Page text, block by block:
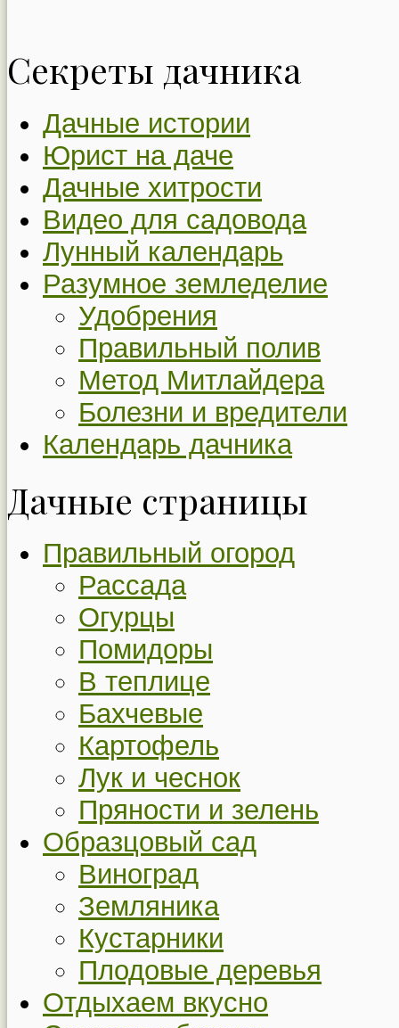
Секреты дачника
Дачные истории
Юрист на даче
Дачные хитрости
Видео для садовода
Лунный календарь
Разумное земледелие
Удобрения
Правильный полив
Метод Митлайдера
Болезни и вредители
Календарь дачника
Дачные страницы
Правильный огород
Рассада
Огурцы
Помидоры
В теплице
Бахчевые
Картофель
Лук и чеснок
Пряности и зелень
Образцовый сад
Виноград
Земляника
Кустарники
Плодовые деревья
Отдыхаем вкусно